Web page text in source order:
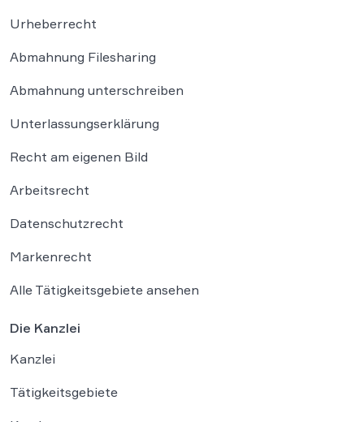
Urheberrecht
Abmahnung Filesharing
Abmahnung unterschreiben
Unterlassungserklärung
Recht am eigenen Bild
Arbeitsrecht
Datenschutzrecht
Markenrecht
Alle Tätigkeitsgebiete ansehen
Die Kanzlei
Kanzlei
Tätigkeitsgebiete